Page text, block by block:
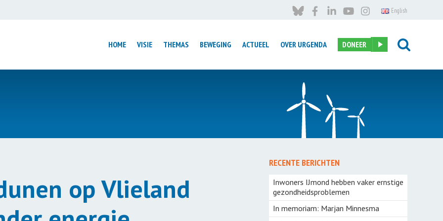
English
HOME VISIE THEMAS
Verduurzaming
Mobiliteitsbeleid
Texel Gastvrij Elektrisch
Circulair Fryslân
Introductie
landinzicht – grond voor
7-Vinkjes Project
Meer Bomen Nu
Kruidenrijk grasland
BEWEGING ACTUEEL OVER URGENDA DONEER
op Vlieland
RECENTE BERICHTEN
Inwoners IJmond hebben vaker ernstige
gezondheidsproblemen
In memoriam: Marjan Minnesma